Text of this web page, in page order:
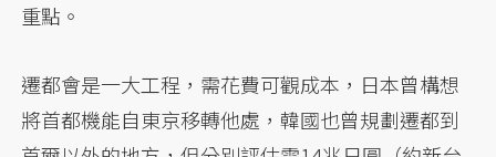
重點。
遷都會是一大工程，需花費可觀成本，日本曾構想
將首都機能自東京移轉他處，韓國也曾規劃遷都到